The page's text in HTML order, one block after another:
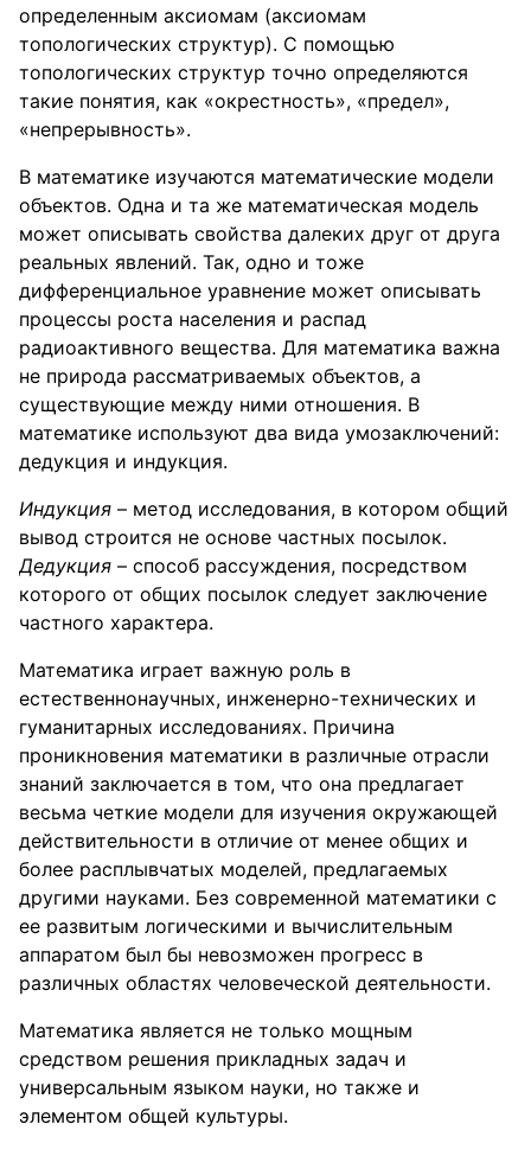
определенным аксиомам (аксиомам
топологических структур). С помощью
топологических структур точно определяются
такие понятия, как «окрестность», «предел»,
«непрерывность».
В математике изучаются математические модели
объектов. Одна и та же математическая модель
может описывать свойства далеких друг от друга
реальных явлений. Так, одно и тоже
дифференциальное уравнение может описывать
процессы роста населения и распад
радиоактивного вещества. Для математика важна
не природа рассматриваемых объектов, а
существующие между ними отношения. В
математике используют два вида умозаключений:
дедукция и индукция.
Индукция – метод исследования, в котором общий
вывод строится не основе частных посылок.
Дедукция – способ рассуждения, посредством
которого от общих посылок следует заключение
частного характера.
Математика играет важную роль в
естественнонаучных, инженерно-технических и
гуманитарных исследованиях. Причина
проникновения математики в различные отрасли
знаний заключается в том, что она предлагает
весьма четкие модели для изучения окружающей
действительности в отличие от менее общих и
более расплывчатых моделей, предлагаемых
другими науками. Без современной математики с
ее развитым логическими и вычислительным
аппаратом был бы невозможен прогресс в
различных областях человеческой деятельности.
Математика является не только мощным
средством решения прикладных задач и
универсальным языком науки, но также и
элементом общей культуры.